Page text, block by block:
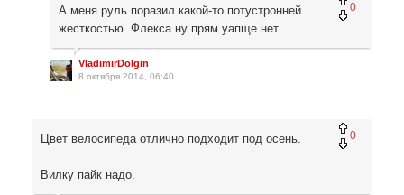
0
А меня руль поразил какой-то потустронней
жесткостью. Флекса ну прям уапще нет.
VladimirDolgin
8 октября 2014, 06:40
0
Цвет велосипеда отлично подходит под осень.
Вилку пайк надо.